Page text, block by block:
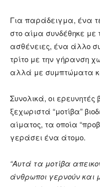
Για παράδειγμα, ένα
στο αίμα συνδέθηκε
ασθένειες, ένα άλλο
τρίτο με την γήρανση
αλλά με συμπτώματα
Συνολικά, οι ερευνητές
ξεχωριστά “μοτίβα”
αίματος, τα οποία
γεράσει ένα άτομο.
“Αυτά τα μοτίβα
άνθρωποι γερνούν και